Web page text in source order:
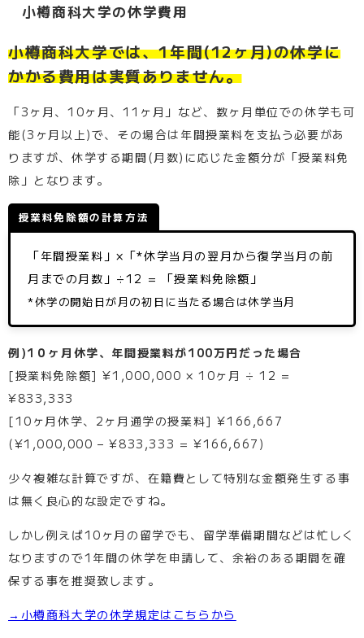
小樽商科大学の休学費用
小樽商科大学では、1年間(12ヶ月)の休学に
かかる費用は実質ありません。
「3ヶ月、10ヶ月、11ヶ月」など、数ヶ月単位での休学も可
能(3ヶ月以上)で、その場合は年間授業料を支払う必要があ
りますが、休学する期間(月数)に応じた金額分が「授業料免
除」となります。
授業料免除額の計算方法
「年間授業料」×「*休学当月の翌月から復学当月の前
月までの月数」÷12 = 「授業料免除額」
*休学の開始日が月の初日に当たる場合は休学当月
例)1０ヶ月休学、年間授業料が100万円だった場合
[授業料免除額] ¥1,000,000 × 10ヶ月 ÷ 12 =
¥833,333
[10ヶ月休学、2ヶ月通学の授業料] ¥166,667
(¥1,000,000 – ¥833,333 = ¥166,667)
少々複雑な計算ですが、在籍費として特別な金額発生する事
は無く良心的な設定ですね。
しかし例えば10ヶ月の留学でも、留学準備期間などは忙しく
なりますので1年間の休学を申請して、余裕のある期間を確
保する事を推奨致します。
→小樽商科大学の休学規定はこちらから